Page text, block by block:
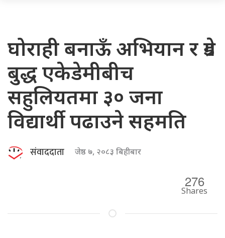
घोराही बनाऊँ अभियान र ग्रेड
बुद्ध एकेडेमीबीच
सहुलियतमा ३० जना
विद्यार्थी पढाउने सहमति
संवाददाता जेष्ठ ७, २०८३ बिहीबार
276
Shares